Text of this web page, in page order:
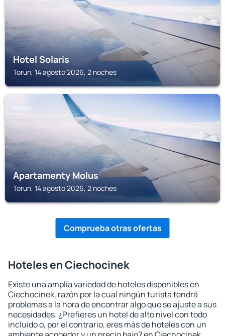
Hotel Solaris
Torun, 14 agosto 2026, 2 noches
TORUN
Apartamenty Molus
Torun, 14 agosto 2026, 2 noches
Comprueba otras ofertas
Hoteles en Ciechocinek
Existe una amplia variedad de hoteles disponibles en
Ciechocinek, razón por la cual ningún turista tendrá
problemas a la hora de encontrar algo que se ajuste a sus
necesidades. ¿Prefieres un hotel de alto nivel con todo
incluido o, por el contrario, eres más de hoteles con un